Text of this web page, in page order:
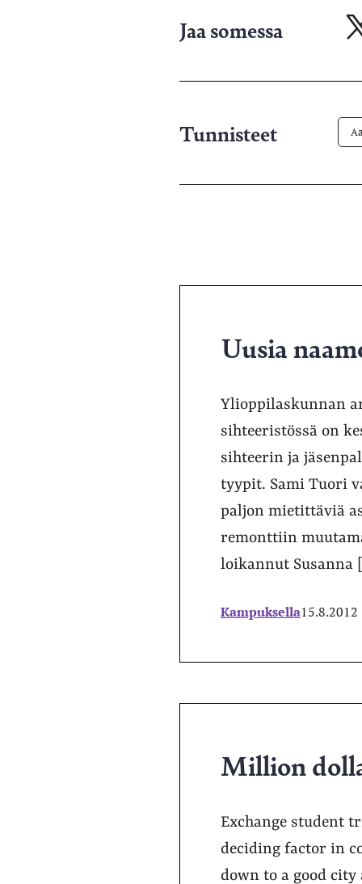
Jaa somessa
Tunnisteet
Uusia
Ylioppilaskunnan
sihteeristössä on
sihteerin ja
tyypit. Sami Tuori
paljon mietittäviä
remonttiin
loikannut Susanna
Kampuksella15.8.2012
Million
Exchange student
deciding factor in
down to a good